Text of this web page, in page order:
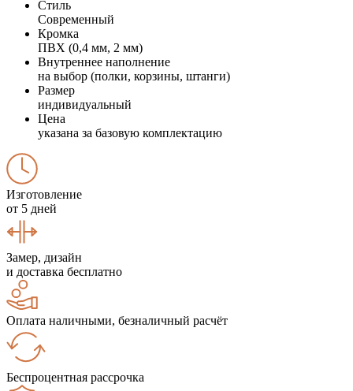
Стиль
Современный
Кромка
ПВХ (0,4 мм, 2 мм)
Внутреннее наполнение
на выбор (полки, корзины, штанги)
Размер
индивидуальный
Цена
указана за базовую комплектацию
Изготовление
от 5 дней
Замер, дизайн
и доставка бесплатно
Оплата наличными, безналичный расчёт
Беспроцентная рассрочка